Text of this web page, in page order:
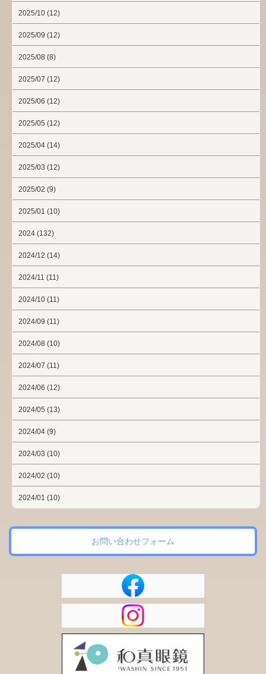
2025/10 (12)
2025/09 (12)
2025/08 (8)
2025/07 (12)
2025/06 (12)
2025/05 (12)
2025/04 (14)
2025/03 (12)
2025/02 (9)
2025/01 (10)
2024 (132)
2024/12 (14)
2024/11 (11)
2024/10 (11)
2024/09 (11)
2024/08 (10)
2024/07 (11)
2024/06 (12)
2024/05 (13)
2024/04 (9)
2024/03 (10)
2024/02 (10)
2024/01 (10)
お問い合わせフォーム